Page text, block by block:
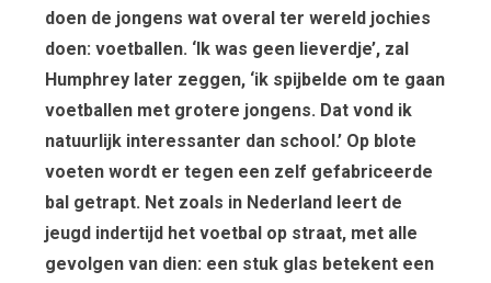
doen de jongens wat overal ter wereld jochies
doen: voetballen. ‘Ik was geen lieverdje’, zal
Humphrey later zeggen, ‘ik spijbelde om te gaan
voetballen met grotere jongens. Dat vond ik
natuurlijk interessanter dan school.’ Op blote
voeten wordt er tegen een zelf gefabriceerde
bal getrapt. Net zoals in Nederland leert de
jeugd indertijd het voetbal op straat, met alle
gevolgen van dien: een stuk glas betekent een